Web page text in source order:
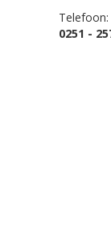
Telefoon:
0251 -